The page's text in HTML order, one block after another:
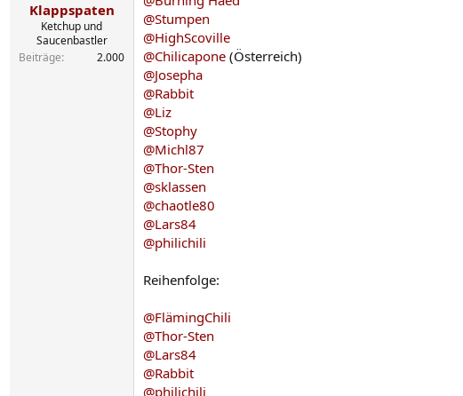
n
:
Klappspaten
Ketchup und
Saucenbastler
Beiträge
2.000
@Stumpen
@HighScoville
@Chilicapone (Österreich)
@Josepha
@Rabbit
@Liz
@Stophy
@Michl87
@Thor-Sten
@sklassen
@chaotle80
@Lars84
@philichili
Reihenfolge:
@FlämingChili
@Thor-Sten
@Lars84
@Rabbit
@philichili